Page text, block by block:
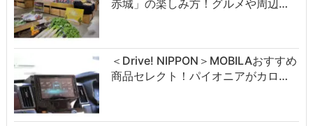
赤城」の楽しみ方！グルメや周辺…
＜Drive! NIPPON＞MOBILAおすすめ
商品セレクト！パイオニアがカロ…